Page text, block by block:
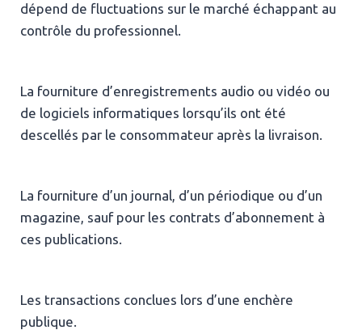
dépend de fluctuations sur le marché échappant au
contrôle du professionnel.
La fourniture d’enregistrements audio ou vidéo ou
de logiciels informatiques lorsqu’ils ont été
descellés par le consommateur après la livraison.
La fourniture d’un journal, d’un périodique ou d’un
magazine, sauf pour les contrats d’abonnement à
ces publications.
Les transactions conclues lors d’une enchère
publique.